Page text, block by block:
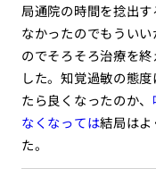
局通院の時間を捻出
なかったのでもうい
のでそろそろ治療を
した。知覚過敏の態
たら良くなったのか、
なくなっては結局は
た。